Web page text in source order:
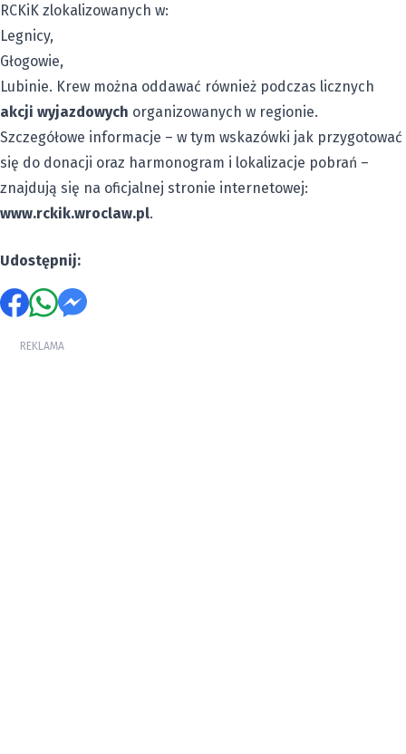
RCKiK zlokalizowanych w:
Legnicy,
Głogowie,
Lubinie. Krew można oddawać również podczas licznych
akcji wyjazdowych organizowanych w regionie.
Szczegółowe informacje – w tym wskazówki jak przygotować
się do donacji oraz harmonogram i lokalizacje pobrań –
znajdują się na oficjalnej stronie internetowej:
www.rckik.wroclaw.pl.
Udostępnij:
REKLAMA